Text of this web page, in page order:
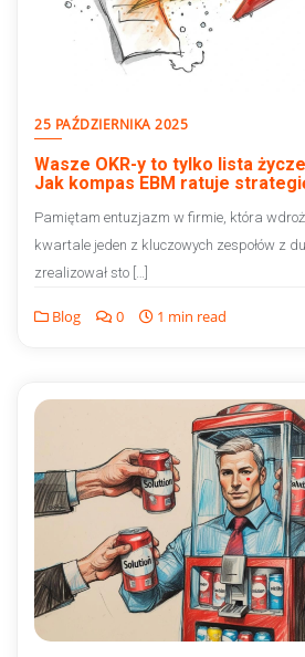
25 PAŹDZIERNIKA 2025
Wasze OKR-y to tylko lista
Jak kompas EBM ratuje
Pamiętam entuzjazm w firmie, która
kwartale jeden z kluczowych zespołów z
zrealizował sto […]
Blog 0 1 min read